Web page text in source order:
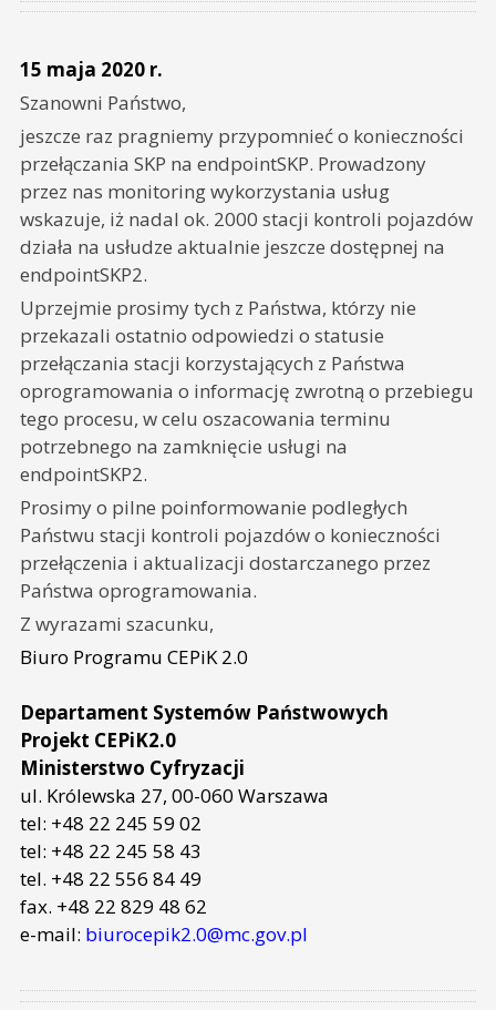
15 maja 2020 r.
Szanowni Państwo,
jeszcze raz pragniemy przypomnieć o konieczności
przełączania SKP na endpointSKP. Prowadzony
przez nas monitoring wykorzystania usług
wskazuje, iż nadal ok. 2000 stacji kontroli pojazdów
działa na usłudze aktualnie jeszcze dostępnej na
endpointSKP2.
Uprzejmie prosimy tych z Państwa, którzy nie
przekazali ostatnio odpowiedzi o statusie
przełączania stacji korzystających z Państwa
oprogramowania o informację zwrotną o przebiegu
tego procesu, w celu oszacowania terminu
potrzebnego na zamknięcie usługi na
endpointSKP2.
Prosimy o pilne poinformowanie podległych
Państwu stacji kontroli pojazdów o konieczności
przełączenia i aktualizacji dostarczanego przez
Państwa oprogramowania.
Z wyrazami szacunku,
Biuro Programu CEPiK 2.0
Departament Systemów Państwowych
Projekt CEPiK2.0
Ministerstwo Cyfryzacji
ul. Królewska 27, 00-060 Warszawa
tel: +48 22 245 59 02
tel: +48 22 245 58 43
tel. +48 22 556 84 49
fax. +48 22 829 48 62
e-mail: biurocepik2.0@mc.gov.pl